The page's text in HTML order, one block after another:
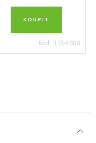
Kód: 115-4588